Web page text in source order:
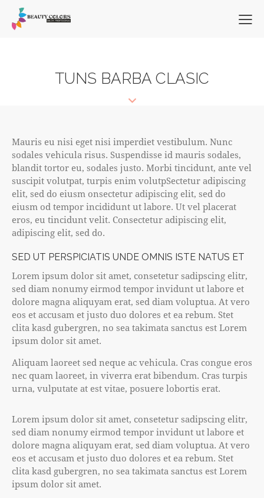
TUNS BARBA CLASIC
Mauris eu nisi eget nisi imperdiet vestibulum. Nunc
sodales vehicula risus. Suspendisse id mauris sodales,
blandit tortor eu, sodales justo. Morbi tincidunt, ante vel
suscipit volutpat, turpis enim volutpSectetur adipiscing
elit, sed do eiusm onsectetur adipiscing elit, sed do
eiusm od tempor incididunt ut labore. Ut vel placerat
eros, eu tincidunt velit. Consectetur adipiscing elit,
adipiscing elit, sed do.
SED UT PERSPICIATIS UNDE OMNIS ISTE NATUS ET
Lorem ipsum dolor sit amet, consetetur sadipscing elitr,
sed diam nonumy eirmod tempor invidunt ut labore et
dolore magna aliquyam erat, sed diam voluptua. At vero
eos et accusam et justo duo dolores et ea rebum. Stet
clita kasd gubergren, no sea takimata sanctus est Lorem
ipsum dolor sit amet.
Aliquam laoreet sed neque ac vehicula. Cras congue eros
nec quam laoreet, in viverra erat bibendum. Cras turpis
urna, vulputate at est vitae, posuere lobortis erat.
Lorem ipsum dolor sit amet, consetetur sadipscing elitr,
sed diam nonumy eirmod tempor invidunt ut labore et
dolore magna aliquyam erat, sed diam voluptua. At vero
eos et accusam et justo duo dolores et ea rebum. Stet
clita kasd gubergren, no sea takimata sanctus est Lorem
ipsum dolor sit amet.